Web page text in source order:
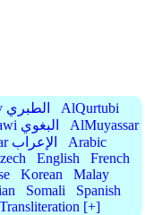
AtTabariy الطبري
AlQurtubi
AlBaghawi البغوي
AlMuyassar
Grammar الإعراب
Arabic
English
French
Korean
Malay
Somali
Spanish
Transliteration [+]